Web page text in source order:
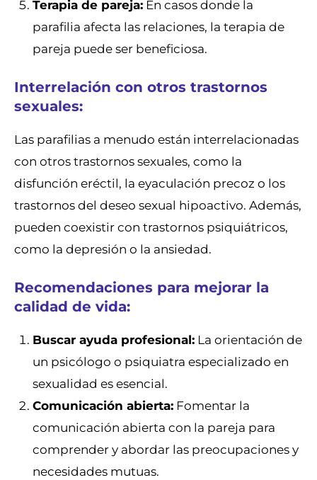
Terapia de pareja: En casos donde la
parafilia afecta las relaciones, la terapia de
pareja puede ser beneficiosa.
Interrelación con otros trastornos
sexuales:
Las parafilias a menudo están interrelacionadas
con otros trastornos sexuales, como la
disfunción eréctil, la eyaculación precoz o los
trastornos del deseo sexual hipoactivo. Además,
pueden coexistir con trastornos psiquiátricos,
como la depresión o la ansiedad.
Recomendaciones para mejorar la
calidad de vida:
Buscar ayuda profesional: La orientación de
un psicólogo o psiquiatra especializado en
sexualidad es esencial.
Comunicación abierta: Fomentar la
comunicación abierta con la pareja para
comprender y abordar las preocupaciones y
necesidades mutuas.